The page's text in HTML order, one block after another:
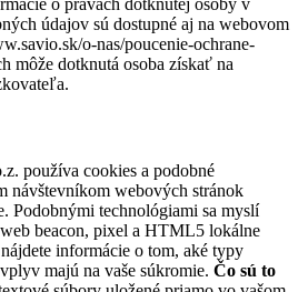
údajov sú dostupné aj na webovom
o-nas/poucenie-ochrane-
môže dotknutá osoba získať na
používa cookies a podobné
návštevníkom webových stránok
Podobnými technológiami sa myslí
beacon, pixel a HTML5 lokálne
informácie o tom, aké typy
majú na vaše súkromie. Čo sú to